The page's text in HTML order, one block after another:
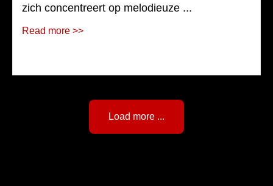
zich concentreert op melodieuze ...
Read more >>
Load more ...